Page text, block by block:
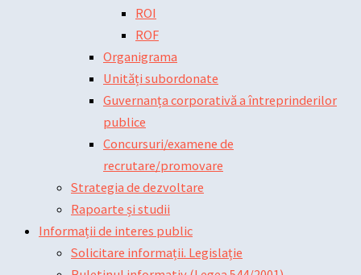
ROI
ROF
Organigrama
Unități subordonate
Guvernanța corporativă a întreprinderilor
publice
Concursuri/examene de
recrutare/promovare
Strategia de dezvoltare
Rapoarte și studii
Informații de interes public
Solicitare informații. Legislație